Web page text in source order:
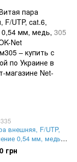
внешняя, F/UTP,
0,54 мм, медь,
OK-Net
грн